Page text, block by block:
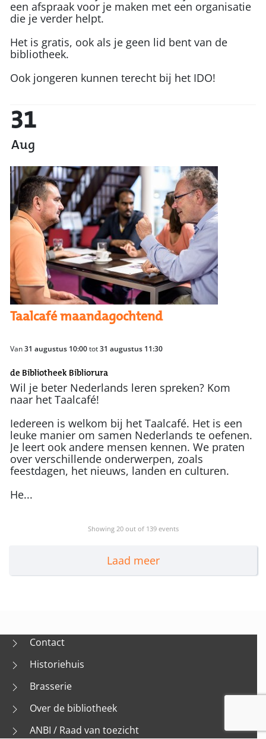
een afspraak voor je maken met een organisatie
die je verder helpt.
Het is gratis, ook als je geen lid bent van de
bibliotheek.
Ook jongeren kunnen terecht bij het IDO!
31
Aug
Taalcafé maandagochtend
Van31 augustus 10:00tot31 augustus 11:30
de Bibliotheek Bibliorura
Wil je beter Nederlands leren spreken? Kom
naar het Taalcafé!
Iedereen is welkom bij het Taalcafé. Het is een
leuke manier om samen Nederlands te oefenen.
Je leert ook andere mensen kennen. We praten
over verschillende onderwerpen, zoals
feestdagen, het nieuws, landen en culturen.
He...
Showing 20out of 139 events
Laad meer
Contact
Historiehuis
Brasserie
Over de bibliotheek
ANBI / Raad van toezicht